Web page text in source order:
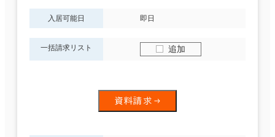
入居可能日 即日
一括請求リスト 追加
資料請求